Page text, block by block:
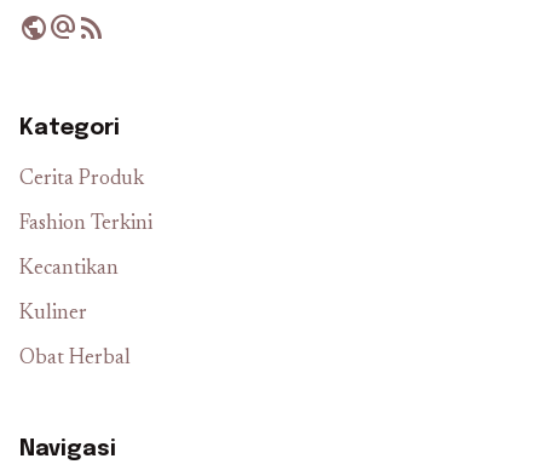
publicalternate_emailrss_feed
Kategori
Cerita Produk
Fashion Terkini
Kecantikan
Kuliner
Obat Herbal
Navigasi